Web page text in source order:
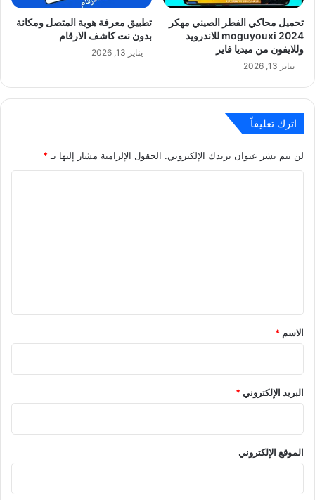
تحميل محاكي الفطر الصيني مهكر
moguyouxi 2024 للاندرويد
وللايفون من ميديا فاير
يناير 13, 2026
تطبيق معرفة هوية المتصل ومكانة
بدون نت كاشف الارقام
يناير 13, 2026
اترك تعليقاً
لن يتم نشر عنوان بريدك الإلكتروني. الحقول الإلزامية مشار إليها بـ *
*
الاسم *
البريد الإلكتروني*
الموقع الإلكتروني